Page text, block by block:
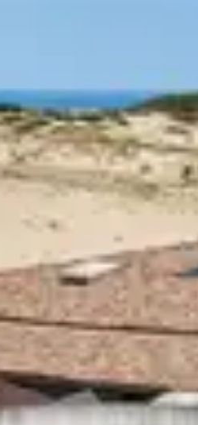
des
facilement la plage.